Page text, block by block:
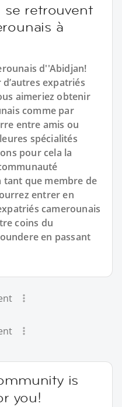
se retrouvent
à
d''Abidjan!
expatriés
aimeriez obtenir
comme par
entre amis ou
spécialités
pour cela la
tant que membre de
entrer en
camerounais
coins du
en passant
is
you!